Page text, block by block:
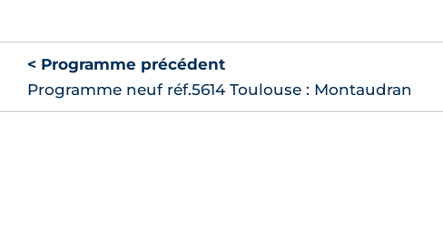
< Programme précédent
Programme neuf réf.5614 Toulouse : Montaudran